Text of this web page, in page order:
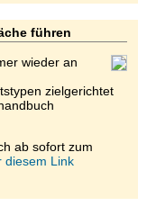
führen
wieder an
zielgerichtet
ab sofort zum
diesem Link